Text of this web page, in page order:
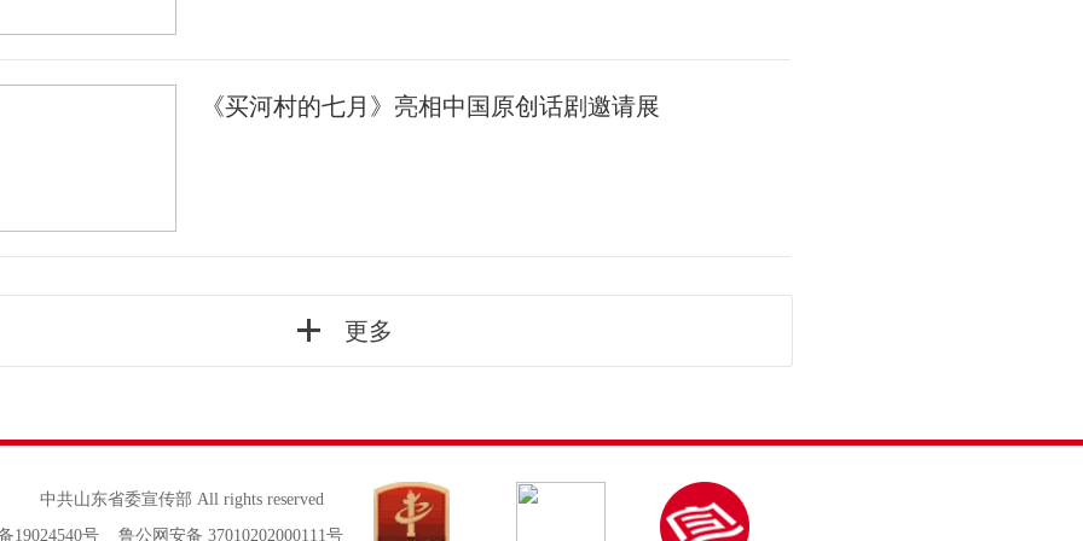
《买河村的七月》亮相中国原创话剧邀请展
更多
中共山东省委宣传部 All rights reserved
19024540号 鲁公网安备 37010202000111号